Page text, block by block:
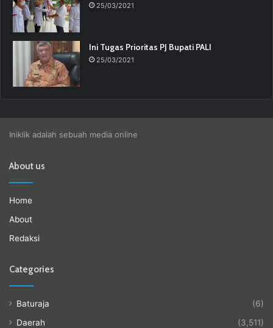
25/03/2021
Ini Tugas Prioritas PJ Bupati PALI
25/03/2021
Iniklik adalah sebuah media online
About us
Home
About
Redaksi
Categories
Baturaja
(6)
Daerah
(3,511)